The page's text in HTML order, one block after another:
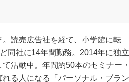
読売広告社を経て、小学館に転
同社に14年間勤務。2014年に独立
活動中。年間約50本のセミナー・
る人になる「パーソナル・ブラン